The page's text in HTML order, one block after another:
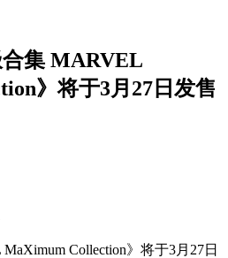
集 MARVEL
》将于3月27日发售
Collection》将于3月27日